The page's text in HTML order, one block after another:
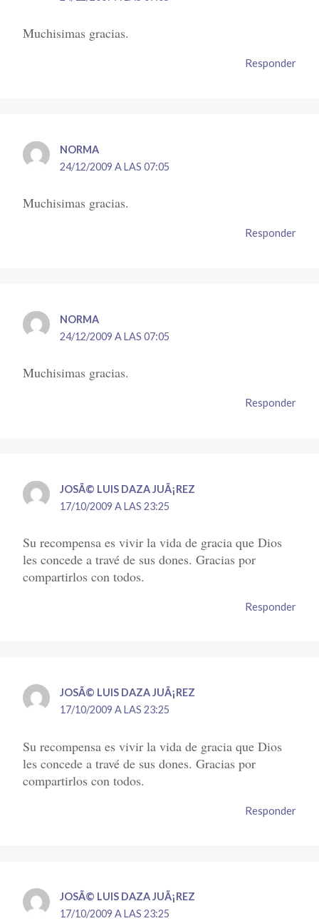
Muchisimas gracias.
Responder
NORMA
24/12/2009 A LAS 07:05
Muchisimas gracias.
Responder
NORMA
24/12/2009 A LAS 07:05
Muchisimas gracias.
Responder
JOSÃ© LUIS DAZA JUÃ¡REZ
17/10/2009 A LAS 23:25
Su recompensa es vivir la vida de gracia que Dios
les concede a travé de sus dones. Gracias por
compartirlos con todos.
Responder
JOSÃ© LUIS DAZA JUÃ¡REZ
17/10/2009 A LAS 23:25
Su recompensa es vivir la vida de gracia que Dios
les concede a travé de sus dones. Gracias por
compartirlos con todos.
Responder
JOSÃ© LUIS DAZA JUÃ¡REZ
17/10/2009 A LAS 23:25